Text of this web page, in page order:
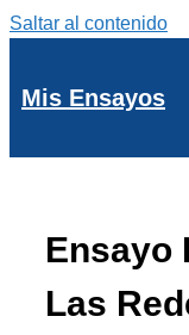
Saltar al contenido
Mis Ensayos
Ensayo
Las